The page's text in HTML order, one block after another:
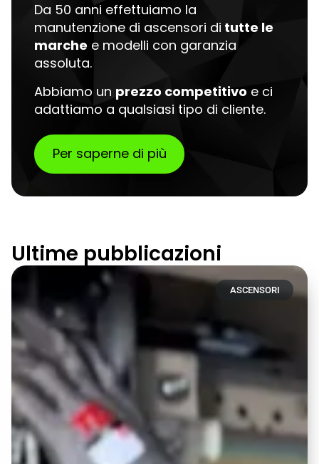
Da 50 anni effettuiamo la
manutenzione di ascensori di tutte le
marche e modelli con garanzia
assoluta.
Abbiamo un prezzo competitivo e ci
adattiamo a qualsiasi tipo di cliente.
Per saperne di più
Ultime pubblicazioni
ASCENSORI